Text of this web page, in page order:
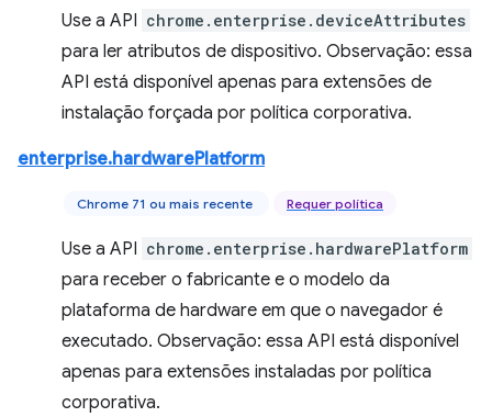
Use a API chrome.enterprise.deviceAttributes
para ler atributos de dispositivo. Observação: essa
API está disponível apenas para extensões de
instalação forçada por política corporativa.
enterprise.hardwarePlatform
Chrome 71 ou mais recente Requer política
Use a API chrome.enterprise.hardwarePlatform
para receber o fabricante e o modelo da
plataforma de hardware em que o navegador é
executado. Observação: essa API está disponível
apenas para extensões instaladas por política
corporativa.